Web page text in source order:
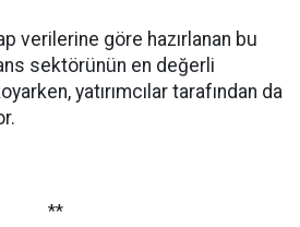
verilerine göre hazırlanan bu
sektörünün en değerli
yatırımcılar tarafından da
**